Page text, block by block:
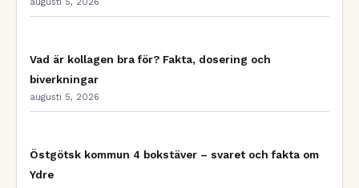
augusti 5, 2026
Vad är kollagen bra för? Fakta, dosering och
biverkningar
augusti 5, 2026
Östgötsk kommun 4 bokstäver – svaret och fakta om
Ydre